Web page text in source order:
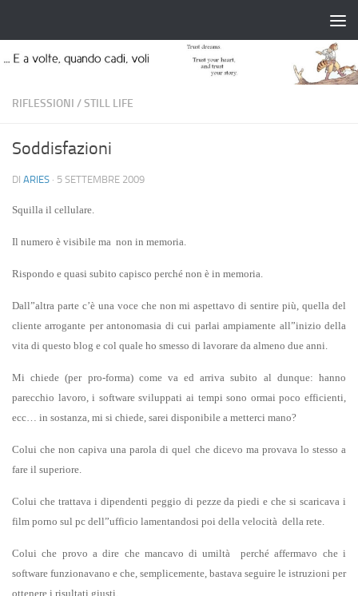
RIFLESSIONI /STILL LIFE
Soddisfazioni
DI ARIES · 5 SETTEMBRE 2009
Squilla il cellulare.
Il numero è visibile ma non in memoria.
Rispondo e quasi subito capisco perché non è in memoria.
Dall”altra parte c’è una voce che non mi aspettavo di sentire più, quella del
cliente arrogante per antonomasia di cui parlai ampiamente all”inizio della
vita di questo blog e col quale ho smesso di lavorare da almeno due anni.
Mi chiede (per pro-forma) come va ed arriva subito al dunque: hanno
parecchio lavoro, i software sviluppati ai tempi sono ormai poco efficienti,
ecc… in sostanza, mi si chiede, sarei disponibile a metterci mano?
Colui che non capiva una parola di quel che dicevo ma provava lo stesso a
fare il superiore.
Colui che trattava i dipendenti peggio di pezze da piedi e che si scaricava i
film porno sul pc dell”ufficio lamentandosi poi della velocità della rete.
Colui che provo a dire che mancavo di umiltà perché affermavo che i
software funzionavano e che, semplicemente, bastava seguire le istruzioni per
ottenere i risultati giusti.